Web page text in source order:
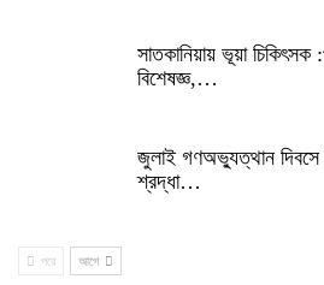
সাতকানিয়ায় ভূয়া
বিশেষজ্ঞ,…
জুলাই গণঅভ্যুত্থান দিবসে
শ্রদ্ধা…
পরে আগে